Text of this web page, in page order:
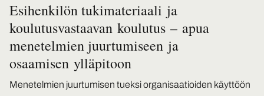
Esihenkilön tukimateriaali ja
koulutusvastaavan koulutus – apua
menetelmien juurtumiseen ja
osaamisen ylläpitoon
Menetelmien juurtumisen tueksi organisaatioiden käyttöön